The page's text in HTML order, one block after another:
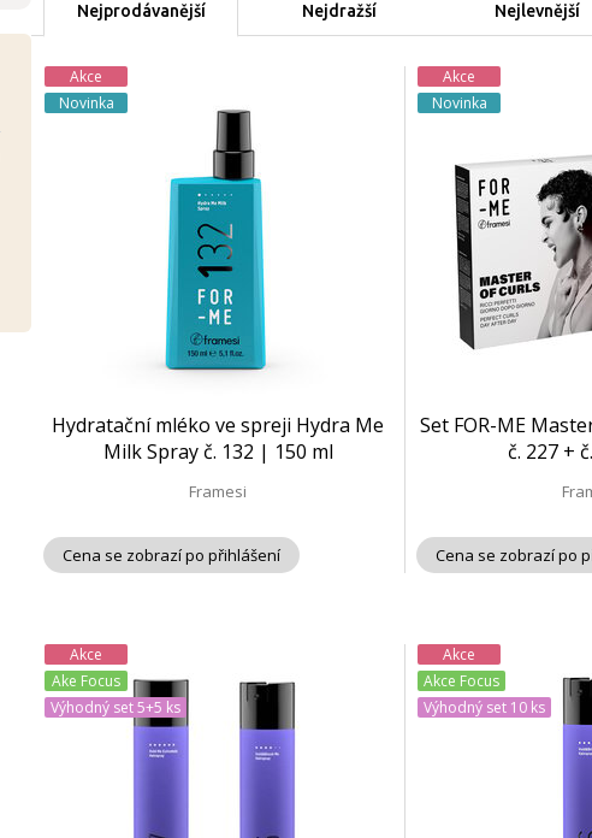
Nejprodávanější Nejdražší Nejlevnější
Akce
Novinka
Hydratační mléko ve spreji Hydra Me
Milk Spray č. 132 | 150 ml
Framesi
Cena se zobrazí po přihlášení
Akce
Novinka
Set FOR-ME
č. 227 +
Cena se zobrazí po
Akce
Ake Focus
Výhodný set 5+5 ks
Akce
Akce Focus
Výhodný set 10 ks